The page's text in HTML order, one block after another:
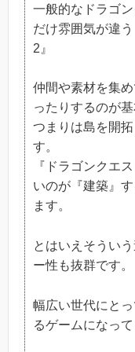
一般的なドラゴ
だけ雰囲気が違
2』
仲間や素材を集
ったりするのが
つまりは島を開
す。
『ドラゴンクエ
いのが『建築』
ます。
とはいえそうい
ー性も抜群です。
幅広い世代にと
るゲームになっ